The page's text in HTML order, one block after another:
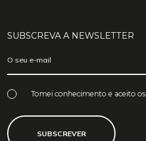
SUBSCREVA A NEWSLETTER
Tomei conhecimento e aceito os
SUBSCREVER